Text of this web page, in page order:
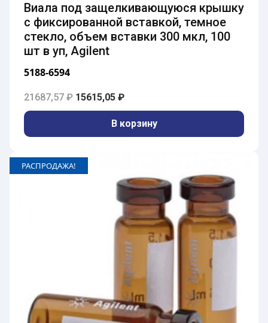
Виала под защелкивающуюся крышку
с фиксированной вставкой, темное
стекло, объем вставки 300 мкл, 100
шт в уп, Agilent
5188-6594
21687,57 ₽ Первоначальная цена составляла
15615,05 ₽Текущая цена: 15615,05 ₽.
В корзину
РАСПРОДАЖА!